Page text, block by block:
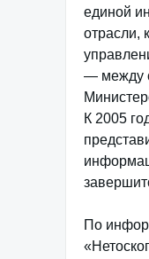
единой
отрасли,
— между
К 2005
По